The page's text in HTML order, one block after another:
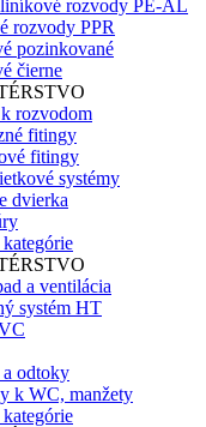
rozvody PE-AL
rozvody PPR
pozinkované
čierne
rozvodom
fitingy
fitingy
systémy
dvierka
a ventilácia
systém HT
odtoky
k WC, manžety